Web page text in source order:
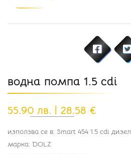
водна помпа 1.5 cdi
55.90 лв. | 28.58 €
използва се в: Smart 454 1.5 cdi дизел
марка: DOLZ